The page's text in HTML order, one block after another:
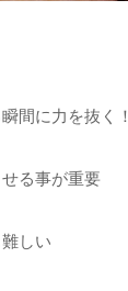
間に力を抜く！
る事が重要
しい